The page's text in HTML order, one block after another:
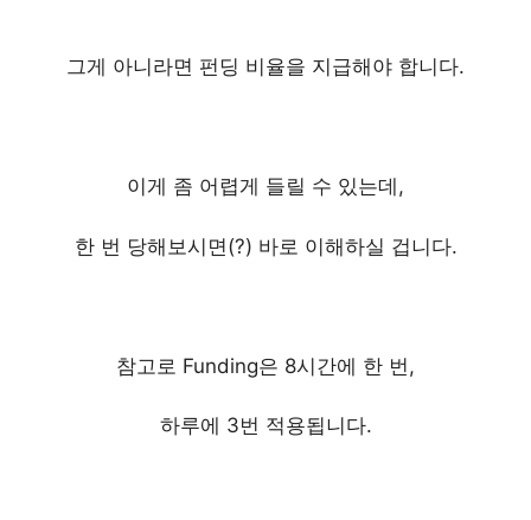
그게 아니라면 펀딩 비율을 지급해야 합니다.
이게 좀 어렵게 들릴 수 있는데,
한 번 당해보시면(?) 바로 이해하실 겁니다.
참고로 Funding은 8시간에 한 번,
하루에 3번 적용됩니다.